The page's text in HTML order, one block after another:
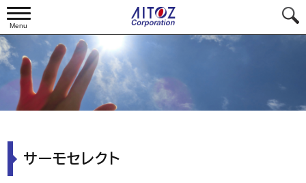
Menu
サーモセレクト